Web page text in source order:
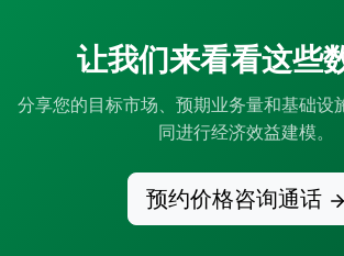
让我们来看看这些
分享您的目标市场、预期业务量和基础设
同进行经济效益建模。
预约价格咨询通话